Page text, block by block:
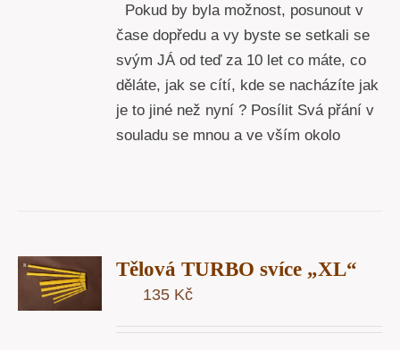
Pokud by byla možnost, posunout v
čase dopředu a vy byste se setkali se
svým JÁ od teď za 10 let co máte, co
děláte, jak se cítí, kde se nacházíte jak
je to jiné než nyní ? Posílit Svá přání v
souladu se mnou a ve vším okolo
Tělová TURBO svíce „XL“
135 Kč